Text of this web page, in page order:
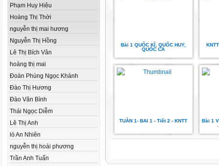
Phạm Huy Hiệu
Hoàng Thị Thời
nguyễn thị mai hương
Nguyễn Thị Hồng
Lê Thị Bích Vân
hoàng thị mai
Đoàn Phùng Ngọc Khánh
Đào Thị Hương
Đào Văn Bình
Thái Ngọc Diễm
Lê Thị Anh
lò An Nhiên
nguyễn thị hoài phương
Trần Anh Tuấn
Bài 1 QUỐC KÌ, QUỐC HUY,
QUỐC CA
TUẦN 1- BAI 1 - Tiết 2 - KNTT
Bài 1